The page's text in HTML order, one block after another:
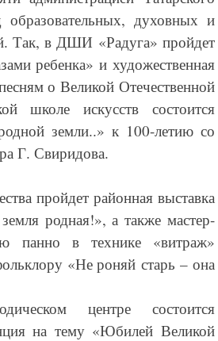
образовательных, духовных и
Так, в ДШИ «Радуга» пройдет
ребенка» и художественная
о Великой Отечественной
школе искусств состоится
земли..» к 100-летию со
Г. Свиридова.
пройдет районная выставка
родная!», а также мастер-
панно в технике «витраж»
«Не роняй старь – она
центре состоится
на тему «Юбилей Великой